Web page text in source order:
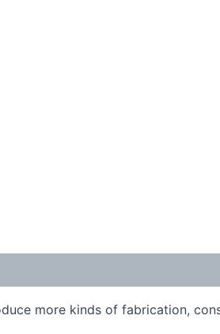
more kinds of fabrication,